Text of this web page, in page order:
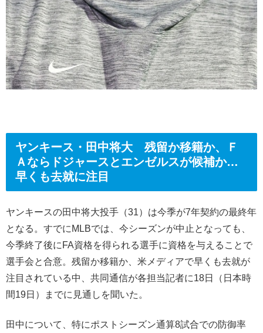
ヤンキース・田中将大 残留か移籍か、Ｆ
Ａならドジャースとエンゼルスが候補か…
早くも去就に注目
ヤンキースの田中将大投手（31）は今季が7年契約の最終年
となる。すでにMLBでは、今シーズンが中止となっても、
今季終了後にFA資格を得られる選手に資格を与えることで
選手会と合意。残留か移籍か、米メディアで早くも去就が
注目されている中、共同通信が各担当記者に18日（日本時
間19日）までに見通しを聞いた。
田中について、特にポストシーズン通算8試合での防御率